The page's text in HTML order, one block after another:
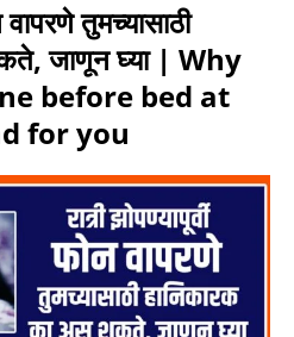
वापरणे तुमच्यासाठी
जाणून घ्या | Why
before bed at
for you